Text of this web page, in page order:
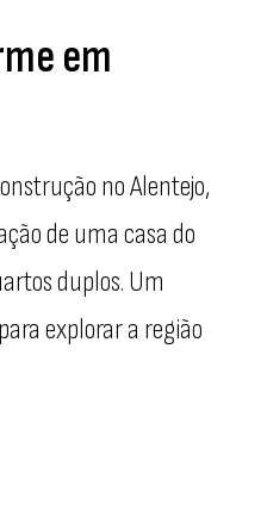
em
no Alentejo,
de uma casa do
duplos. Um
explorar a região